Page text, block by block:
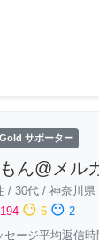
Gold サポーター
ん@メル
/ 30代 / 神奈川県
194 sentiment_neutral 6 sentiment_dissatisfied 2
セージ平均返信